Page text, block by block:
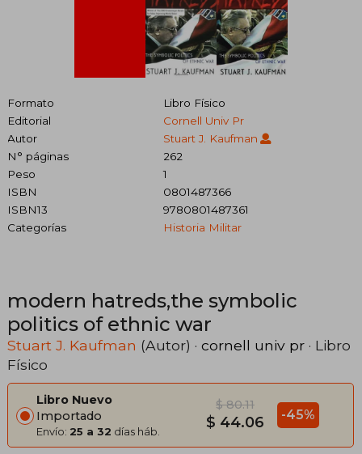
Formato
Libro Físico
Editorial
Cornell Univ Pr
Autor
Stuart J. Kaufman
N° páginas
262
Peso
1
ISBN
0801487366
ISBN13
9780801487361
Categorías
Historia Militar
modern hatreds,the symbolic
politics of ethnic war
Stuart J. Kaufman (Autor) · cornell univ pr · Libro
Físico
Libro Nuevo
Importado
Envío: 25 a 32 días háb.
$ 80.11
$ 44.06 -45%